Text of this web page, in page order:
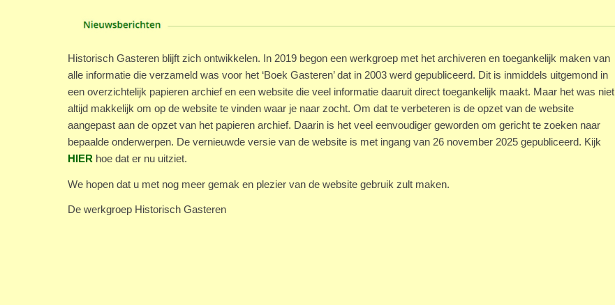
Historisch Gasteren blijft zich ontwikkelen. In 2019 begon een werkgroep met het archiveren en toegankelijk maken van
alle informatie die verzameld was voor het ‘Boek Gasteren’ dat in 2003 werd gepubliceerd. Dit is inmiddels uitgemond in
een overzichtelijk papieren archief en een website die veel informatie daaruit direct toegankelijk maakt. Maar het was niet
altijd makkelijk om op de website te vinden waar je naar zocht. Om dat te verbeteren is de opzet van de website
aangepast aan de opzet van het papieren archief. Daarin is het veel eenvoudiger geworden om gericht te zoeken naar
bepaalde onderwerpen. De vernieuwde versie van de website is met ingang van 26 november 2025 gepubliceerd. Kijk
HIER hoe dat er nu uitziet.
We hopen dat u met nog meer gemak en plezier van de website gebruik zult maken.
De werkgroep Historisch Gasteren